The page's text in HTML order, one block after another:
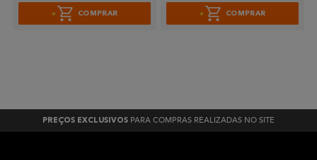
COMPRAR COMPRAR
PREÇOS EXCLUSIVOS PARA COMPRAS REALIZADAS NO SITE